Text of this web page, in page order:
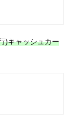
)キャッシュカー